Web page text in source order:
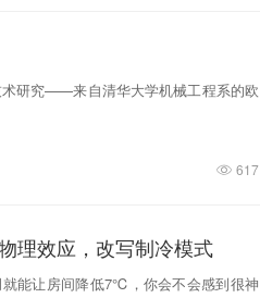
术研究——来自清华大学机械工程系的欧
617
理效应，改写制冷模式
能让房间降低7℃，你会不会感到很神